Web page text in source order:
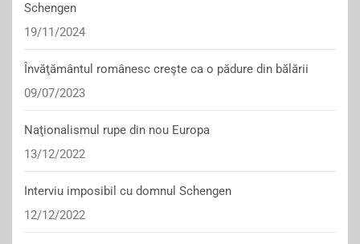
Schengen
19/11/2024
Învăţământul românesc creşte ca o pădure din bălării
09/07/2023
Naţionalismul rupe din nou Europa
13/12/2022
Interviu imposibil cu domnul Schengen
12/12/2022